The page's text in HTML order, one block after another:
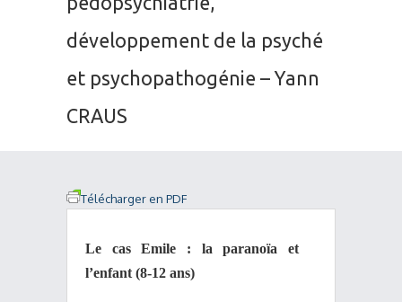
développement de la psyché
et psychopathogénie – Yann
CRAUS
Télécharger en PDF
Le cas Emile : la paranoïa et
l’enfant (8-12 ans)